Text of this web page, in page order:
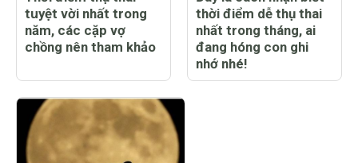
tuyệt vời nhất trong
năm, các cặp vợ
chồng nên tham khảo
thời điểm dễ thụ thai
nhất trong tháng, ai
đang hóng con ghi
nhớ nhé!